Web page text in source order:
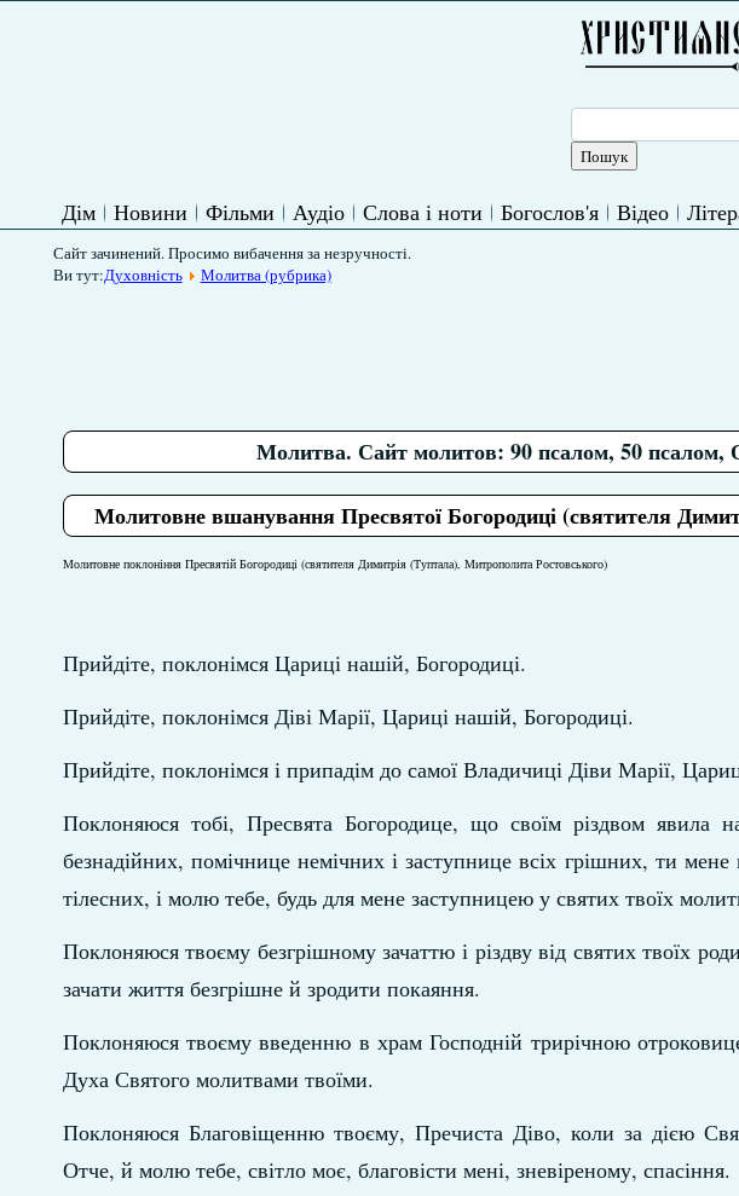
Дім Новини Фільми Аудіо Слова і ноти Богослов'я Відео
Сайт зачинений. Просимо вибачення за незручності.
Ви тут:Духовність Молитва (рубрика)
Молитва. Сайт молитов: 90 псалом, 50 псалом,
Молитовне вшанування Пресвятої Богородиці (святителя
Молитовне поклоніння Пресвятій Богородиці (святителя Димитрія (Туптала), Митрополита Ростовського)
Прийдіте, поклонімся Цариці нашій, Богородиці.
Прийдіте, поклонімся Діві Марії, Цариці нашій, Богородиці.
Прийдіте, поклонімся і припадім до самої Владичиці Діви Марії,
Поклоняюся тобі, Пресвята Богородице, що своїм різдвом явила
безнадійних, помічнице немічних і заступнице всіх грішних, ти
тілесних, і молю тебе, будь для мене заступницею у святих твоїх
Поклоняюся твоєму безгрішному зачаттю і різдву від святих твоїх
зачати життя безгрішне й зродити покаяння.
Поклоняюся твоєму введенню в храм Господній трирічною
Духа Святого молитвами твоїми.
Поклоняюся Благовіщенню твоєму, Пречиста Діво, коли за дією
Отче, й молю тебе, світло моє, благовісти мені, зневіреному, спасіння.